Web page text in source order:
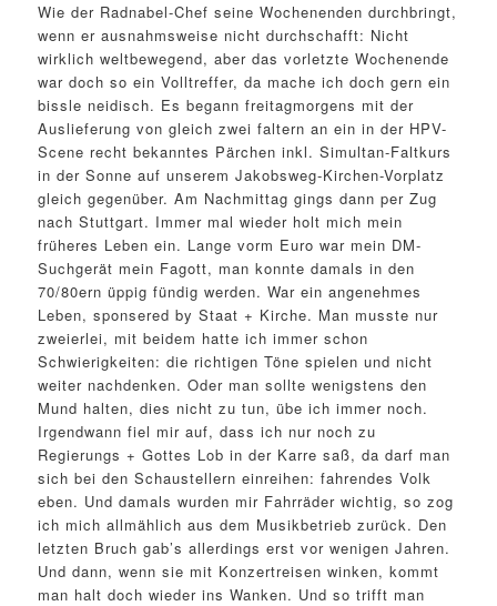
Wie der Radnabel-Chef seine Wochenenden durchbringt,
wenn er ausnahmsweise nicht durchschafft: Nicht
wirklich weltbewegend, aber das vorletzte Wochenende
war doch so ein Volltreffer, da mache ich doch gern ein
bissle neidisch. Es begann freitagmorgens mit der
Auslieferung von gleich zwei faltern an ein in der HPV-
Scene recht bekanntes Pärchen inkl. Simultan-Faltkurs
in der Sonne auf unserem Jakobsweg-Kirchen-Vorplatz
gleich gegenüber. Am Nachmittag gings dann per Zug
nach Stuttgart. Immer mal wieder holt mich mein
früheres Leben ein. Lange vorm Euro war mein DM-
Suchgerät mein Fagott, man konnte damals in den
70/80ern üppig fündig werden. War ein angenehmes
Leben, sponsered by Staat + Kirche. Man musste nur
zweierlei, mit beidem hatte ich immer schon
Schwierigkeiten: die richtigen Töne spielen und nicht
weiter nachdenken. Oder man sollte wenigstens den
Mund halten, dies nicht zu tun, übe ich immer noch.
Irgendwann fiel mir auf, dass ich nur noch zu
Regierungs + Gottes Lob in der Karre saß, da darf man
sich bei den Schaustellern einreihen: fahrendes Volk
eben. Und damals wurden mir Fahrräder wichtig, so zog
ich mich allmählich aus dem Musikbetrieb zurück. Den
letzten Bruch gab’s allerdings erst vor wenigen Jahren.
Und dann, wenn sie mit Konzertreisen winken, kommt
man halt doch wieder ins Wanken. Und so trifft man